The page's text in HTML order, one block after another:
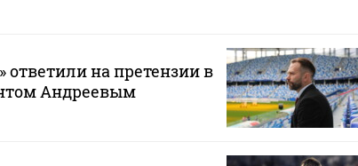
на претензии в
Андреевым